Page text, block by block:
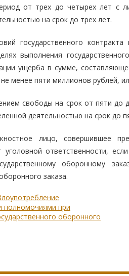
от трех до четырех лет с
на срок до трех лет.
государственного
выполнения
ущерба в сумме,
менее пяти миллионов рублей,
свободы на срок от пяти до
деятельностью на срок до
лицо, совершившее
ответственности,
оборонному
заказа.
полномочиями при
оборонного